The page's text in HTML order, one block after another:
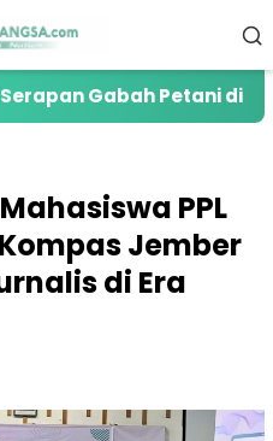
Petani di Jember
PPL
Jember
di Era